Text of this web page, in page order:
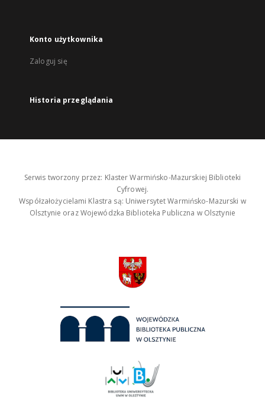
Konto użytkownika
Zaloguj się
Historia przeglądania
Serwis tworzony przez: Klaster Warmińsko-Mazurskiej Biblioteki
Cyfrowej.
Współzałożycielami Klastra są: Uniwersytet Warmińsko-Mazurski w
Olsztynie oraz Wojewódzka Biblioteka Publiczna w Olsztynie